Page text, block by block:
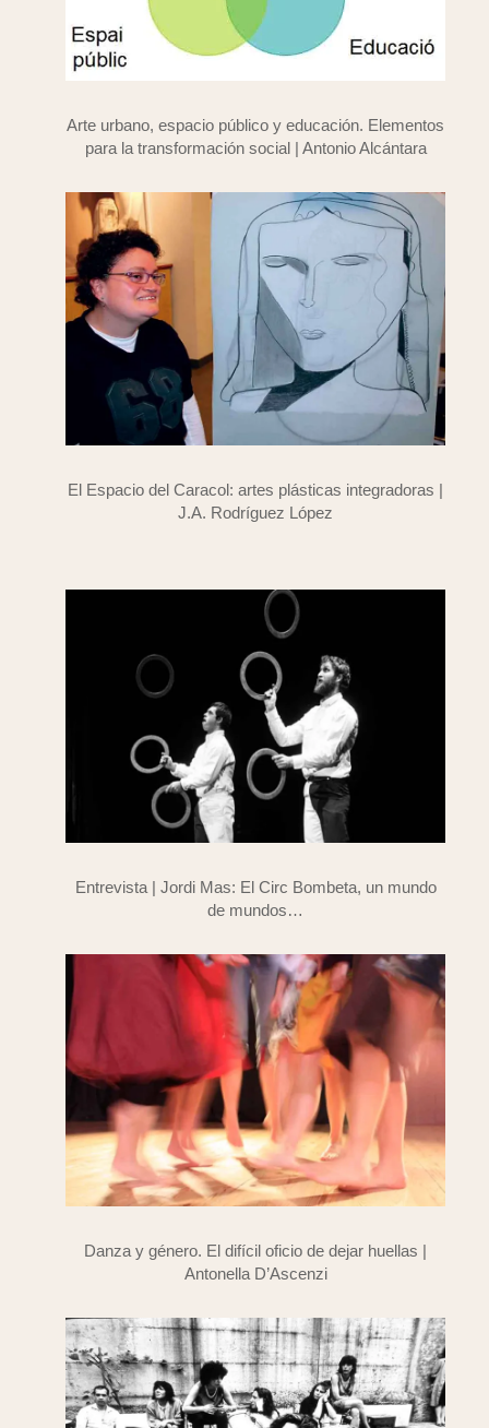
Arte urbano, espacio público y educación. Elementos
para la transformación social | Antonio Alcántara
El Espacio del Caracol: artes plásticas integradoras |
J.A. Rodríguez López
Entrevista | Jordi Mas: El Circ Bombeta, un mundo
de mundos…
Danza y género. El difícil oficio de dejar huellas |
Antonella D’Ascenzi